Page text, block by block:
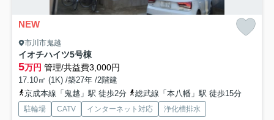
NEW
市川市鬼越
イオチハイツ5号棟
5万円 管理/共益費3,000円
17.10㎡ (1K) /築27年 /2階建
京成本線「鬼越」駅 徒歩2分
総武線「本八幡」駅 徒歩15分
駐輪場 CATV インターネット対応 浄化槽排水